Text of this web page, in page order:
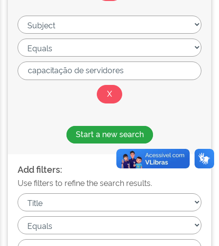
Start a new search
Add filters:
Use filters to refine the search results.